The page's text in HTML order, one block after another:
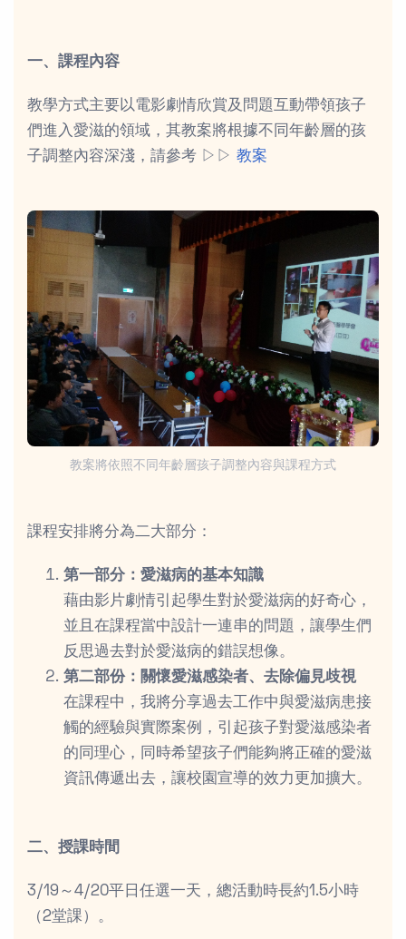
一、課程內容
教學方式主要以電影劇情欣賞及問題互動帶領孩子
們進入愛滋的領域，其教案將根據不同年齡層的孩
子調整內容深淺，請參考 ▷▷ 教案
教案將依照不同年齡層孩子調整內容與課程方式
課程安排將分為二大部分：
第一部分：愛滋病的基本知識
藉由影片劇情引起學生對於愛滋病的好奇心，
並且在課程當中設計一連串的問題，讓學生們
反思過去對於愛滋病的錯誤想像。
第二部份：關懷愛滋感染者、去除偏見歧視
在課程中，我將分享過去工作中與愛滋病患接
觸的經驗與實際案例，引起孩子對愛滋感染者
的同理心，同時希望孩子們能夠將正確的愛滋
資訊傳遞出去，讓校園宣導的效力更加擴大。
二、授課時間
3/19～4/20平日任選一天，總活動時長約1.5小時
（2堂課）。